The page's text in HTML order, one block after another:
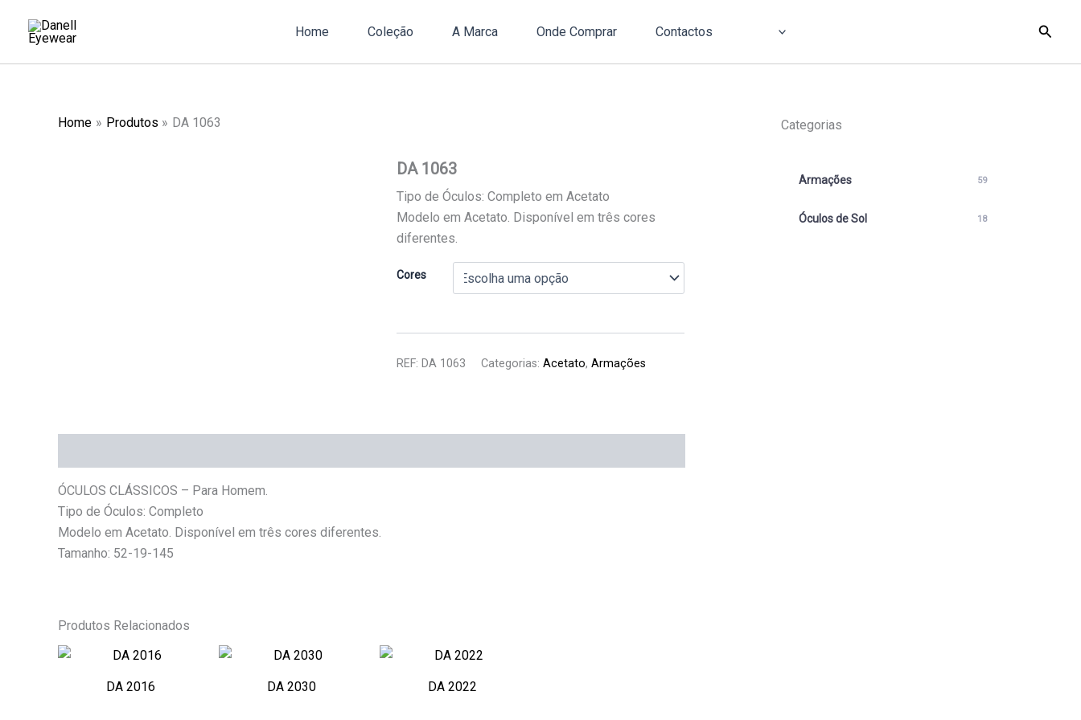
Home Coleção A Marca Onde Comprar Contactos
Home Produtos DA 1063
DA 1063
Tipo de Óculos: Completo em Acetato
Modelo em Acetato. Disponível em três cores
diferentes.
Cores
REF: DA 1063 Categorias:Acetato,Armações
ÓCULOS CLÁSSICOS – Para Homem.
Tipo de Óculos: Completo
Modelo em Acetato. Disponível em três cores diferentes.
Tamanho: 52-19-145
Produtos Relacionados
DA 2016 DA 2030 DA 2022
Categorias
Armações 59
Óculos de Sol 18